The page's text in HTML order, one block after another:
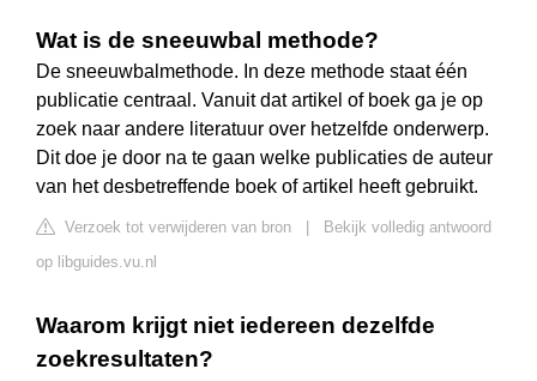
Wat is de sneeuwbal methode?
De sneeuwbalmethode. In deze methode staat één
publicatie centraal. Vanuit dat artikel of boek ga je op
zoek naar andere literatuur over hetzelfde onderwerp.
Dit doe je door na te gaan welke publicaties de auteur
van het desbetreffende boek of artikel heeft gebruikt.
Verzoek tot verwijderen van bron
Bekijk volledig antwoord
op libguides.vu.nl
Waarom krijgt niet iedereen dezelfde
zoekresultaten?